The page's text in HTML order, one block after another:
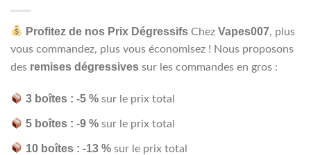
Profitez de nos Prix Dégressifs ChezVapes007, plus
vous commandez, plus vous économisez ! Nous proposons
des remises dégressives sur les commandes en gros :
3 boîtes : -5 % sur le prix total
5 boîtes : -9 % sur le prix total
10 boîtes : -13 % sur le prix total